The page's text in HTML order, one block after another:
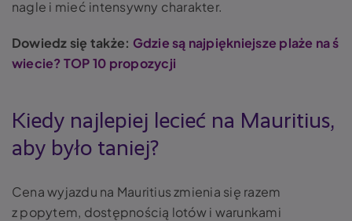
nagle i mieć intensywny charakter.
Dowiedz się także: Gdzie są najpiękniejsze plaże na ś
wiecie? TOP 10 propozycji
Kiedy najlepiej lecieć na Mauritius,
aby było taniej?
Cena wyjazdu na Mauritius zmienia się razem
z popytem, dostępnością lotów i warunkami